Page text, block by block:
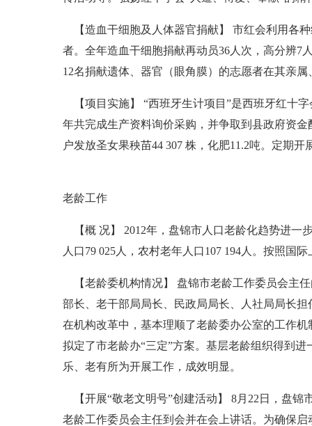
【造血干细胞及人体器官捐献】 市红会利用各
者。全年造血干细胞捐献再动员36人次，高分辨7
12名捐献遗体、器官（眼角膜）的志愿者在其亲
【项目实施】 “西班牙生计项目”是西班牙红十
年共完成生产资料询价采购，并争取到县政府资
户发放圣女果秧苗44 307 株，化肥11.2吨。定期
老龄工作
【概 况】 2012年，盘锦市人口老龄化趋势进一
人口79 025人，农村老年人口107 194人。按照国
【老龄委机构情况】 盘锦市老龄工作委员会主
部长、老干部局局长、民政局局长、人社局局长
在机构改革中，基本理顺了老龄委办公室的工作
拟定了市老龄办“三定”方案。基层老龄组织得到
乐、老有所为开展工作，成效明显。
【开展“敬老文明号”创建活动】 8月22日，盘锦
老龄工作委员会主任到会并在会上讲话。为确保